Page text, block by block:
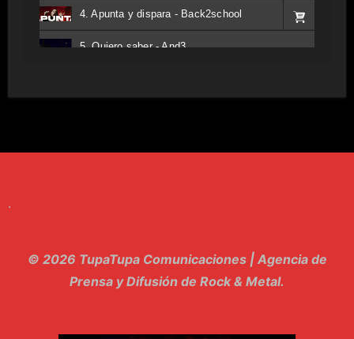
4. Apunta y dispara - Back2school
5. Quiero saber - And3
12. dolor - Piel
.
© 2026 TupaTupa Comunicaciones | Agencia de
Prensa y Difusión de Rock & Metal.